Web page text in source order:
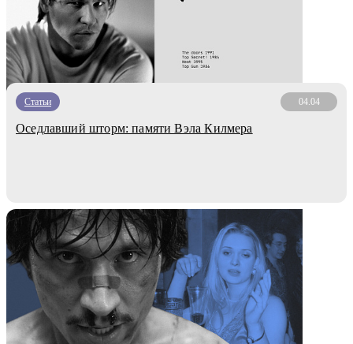
Статьи 04.04
Оседлавший шторм: памяти Вэла Килмера